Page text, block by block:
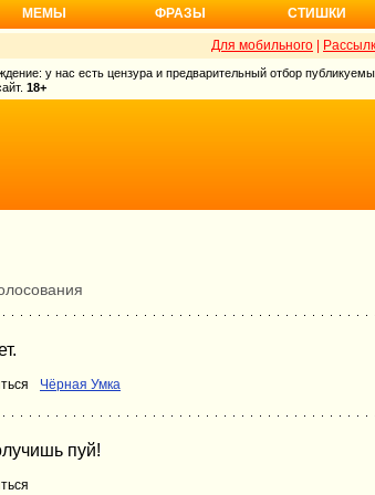
МЕМЫ ФРАЗЫ СТИШКИ
Для мобильного
у нас есть цензура и предварительный отбор
18+
Чёрная Умка
пуй!